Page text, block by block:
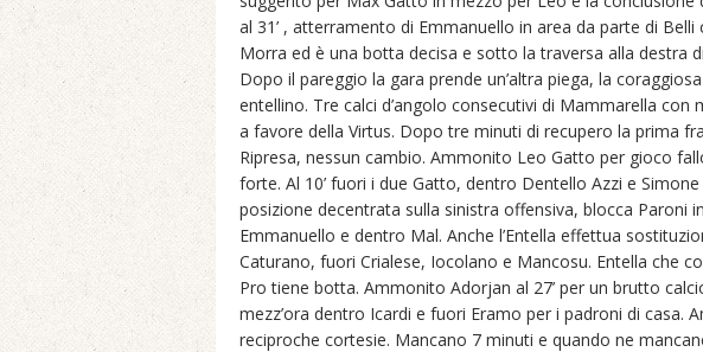
al 31’ , atterramento di Emmanuello in area da parte di
Morra ed è una botta decisa e sotto la traversa alla destra
Dopo il pareggio la gara prende un’altra piega, la
entellino. Tre calci d’angolo consecutivi di Mammarella con
a favore della Virtus. Dopo tre minuti di recupero la prima
Ripresa, nessun cambio. Ammonito Leo Gatto per gioco
forte. Al 10’ fuori i due Gatto, dentro Dentello Azzi e
posizione decentrata sulla sinistra offensiva, blocca Paroni
Emmanuello e dentro Mal. Anche l’Entella effettua
Caturano, fuori Crialese, Iocolano e Mancosu. Entella che
Pro tiene botta. Ammonito Adorjan al 27’ per un brutto
mezz’ora dentro Icardi e fuori Eramo per i padroni di casa.
reciproche cortesie. Mancano 7 minuti e quando ne